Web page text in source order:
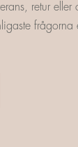
retur eller
frågorna